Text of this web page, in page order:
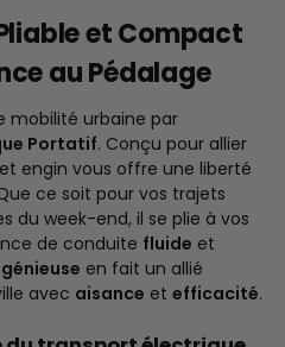
et Compact
au Pédalage
mobilité urbaine par
Portatif. Conçu pour allier
engin vous offre une liberté
ce soit pour vos trajets
du week-end, il se plie à vos
de conduite fluide et
en fait un allié
avec aisance et efficacité.